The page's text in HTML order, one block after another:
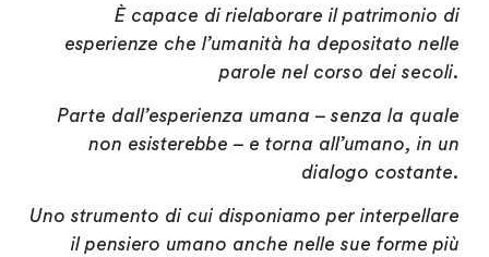
È capace di rielaborare il patrimonio di
esperienze che l’umanità ha depositato nelle
parole nel corso dei secoli.
Parte dall’esperienza umana – senza la quale
non esisterebbe – e torna all’umano, in un
dialogo costante.
Uno strumento di cui disponiamo per interpellare
il pensiero umano anche nelle sue forme più